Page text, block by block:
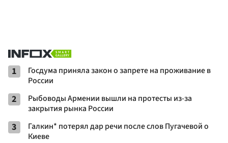
1
Госдума приняла закон о запрете на проживание в
России
2
Рыбоводы Армении вышли на протесты из-за
закрытия рынка России
3
Галкин* потерял дар речи после слов Пугачевой о
Киеве